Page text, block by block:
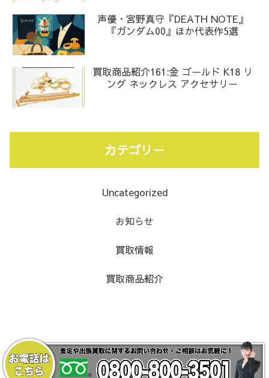
声優・宮野真守『DEATH NOTE』
『ガンダム00』ほか代表作5選
買取商品紹介161:金 ゴールド K18 リ
ング ネックレス アクセサリー
カテゴリー
Uncategorized
お知らせ
買取情報
買取商品紹介